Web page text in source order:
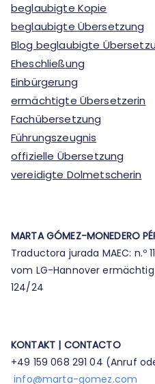
beglaubigte Kopie
beglaubigte Übersetzung
Blog beglaubigte
Eheschließung
Einbürgerung
ermächtigte Übersetzerin
Fachübersetzung
Führungszeugnis
offizielle Übersetzung
vereidigte Dolmetscherin
MARTA GÓMEZ-MONEDERO
Traductora jurada MAEC: n.º
vom LG-Hannover
124/24
KONTAKT | CONTACTO
+49 159 068 291 04 (Anruf
info@marta-gomez.com